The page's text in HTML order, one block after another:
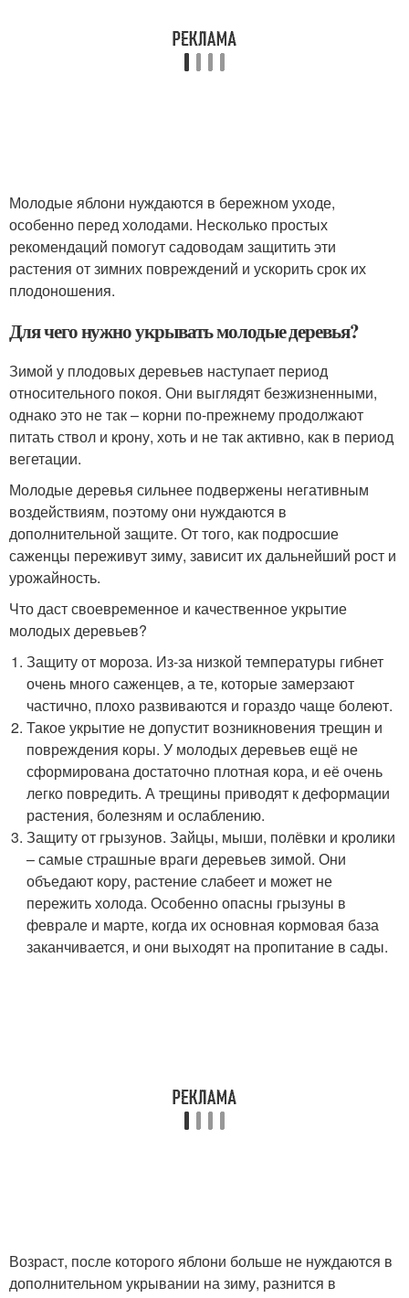
Молодые яблони нуждаются в бережном уходе,
особенно перед холодами. Несколько простых
рекомендаций помогут садоводам защитить эти
растения от зимних повреждений и ускорить срок их
плодоношения.
Для чего нужно укрывать молодые деревья?
Зимой у плодовых деревьев наступает период
относительного покоя. Они выглядят безжизненными,
однако это не так – корни по-прежнему продолжают
питать ствол и крону, хоть и не так активно, как в период
вегетации.
Молодые деревья сильнее подвержены негативным
воздействиям, поэтому они нуждаются в
дополнительной защите. От того, как подросшие
саженцы переживут зиму, зависит их дальнейший рост и
урожайность.
Что даст своевременное и качественное укрытие
молодых деревьев?
Защиту от мороза. Из-за низкой температуры гибнет
очень много саженцев, а те, которые замерзают
частично, плохо развиваются и гораздо чаще болеют.
Такое укрытие не допустит возникновения трещин и
повреждения коры. У молодых деревьев ещё не
сформирована достаточно плотная кора, и её очень
легко повредить. А трещины приводят к деформации
растения, болезням и ослаблению.
Защиту от грызунов. Зайцы, мыши, полёвки и кролики
– самые страшные враги деревьев зимой. Они
объедают кору, растение слабеет и может не
пережить холода. Особенно опасны грызуны в
феврале и марте, когда их основная кормовая база
заканчивается, и они выходят на пропитание в сады.
Возраст, после которого яблони больше не нуждаются в
дополнительном укрывании на зиму, разнится в